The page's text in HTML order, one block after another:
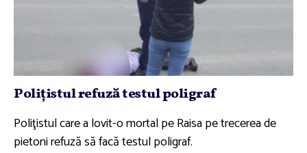
Poliţistul refuză testul poligraf
Poliţistul care a lovit-o mortal pe Raisa pe trecerea de
pietoni refuză să facă testul poligraf.